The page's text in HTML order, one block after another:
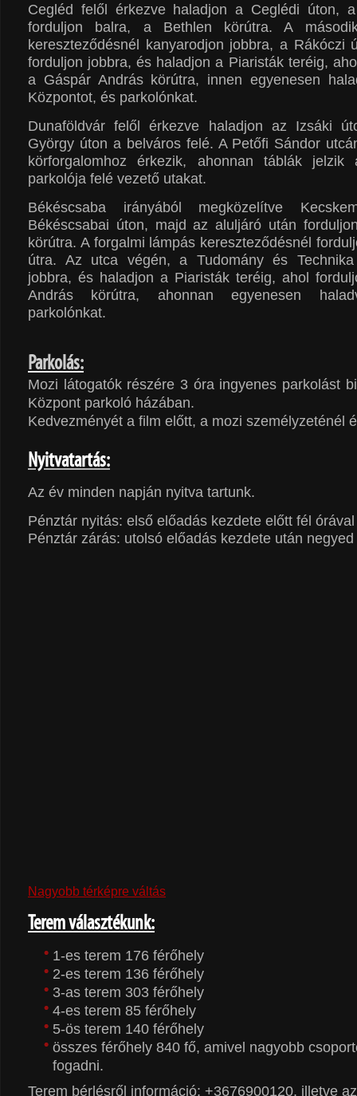
Cegléd felől érkezve haladjon a Ceglédi úton,
forduljon balra, a Bethlen körútra. A
kereszteződésnél kanyarodjon jobbra, a Rákóczi
forduljon jobbra, és haladjon a Piaristák teréig,
a Gáspár András körútra, innen egyenesen
Központot, és parkolónkat.
Dunaföldvár felől érkezve haladjon az Izsáki
György úton a belváros felé. A Petőfi Sándor
körforgalomhoz érkezik, ahonnan táblák jelzik
parkolója felé vezető utakat.
Békéscsaba irányából megközelítve
Békéscsabai úton, majd az aluljáró után
körútra. A forgalmi lámpás kereszteződésnél
útra. Az utca végén, a Tudomány és
jobbra, és haladjon a Piaristák teréig, ahol
András körútra, ahonnan egyenesen
parkolónkat.
Parkolás:
Mozi látogatók részére 3 óra ingyenes parkolást
Központ parkoló házában.
Kedvezményét a film előtt, a mozi személyzeténél
Nyitvatartás:
Az év minden napján nyitva tartunk.
Pénztár nyitás: első előadás kezdete előtt fél órával
Pénztár zárás: utolsó előadás kezdete után
Nagyobb térképre váltás
Terem választékunk:
1-es terem 176 férőhely
2-es terem 136 férőhely
3-as terem 303 férőhely
4-es terem 85 férőhely
5-ös terem 140 férőhely
összes férőhely 840 fő, amivel nagyobb
fogadni.
Terem bérlésről információ: +3676900120, illetve